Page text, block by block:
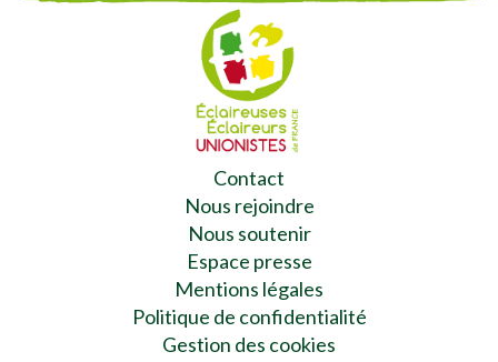
Contact
Nous rejoindre
Nous soutenir
Espace presse
Mentions légales
Politique de confidentialité
Gestion des cookies